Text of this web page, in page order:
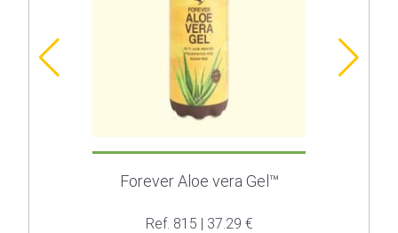
Forever Aloe vera Gel™
Ref. 815 | 37.29 €